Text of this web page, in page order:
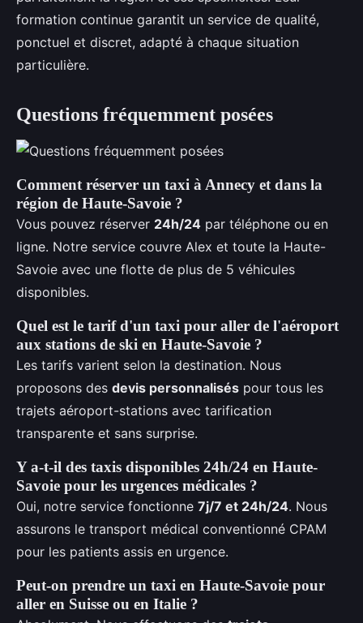
formation continue garantit un service de qualité,
ponctuel et discret, adapté à chaque situation
particulière.
Questions fréquemment posées
Comment réserver un taxi à Annecy et dans la
région de Haute-Savoie ?
Vous pouvez réserver 24h/24 par téléphone ou en
ligne. Notre service couvre Alex et toute la Haute-
Savoie avec une flotte de plus de 5 véhicules
disponibles.
Quel est le tarif d'un taxi pour aller de l'aéroport
aux stations de ski en Haute-Savoie ?
Les tarifs varient selon la destination. Nous
proposons des devis personnalisés pour tous les
trajets aéroport-stations avec tarification
transparente et sans surprise.
Y a-t-il des taxis disponibles 24h/24 en Haute-
Savoie pour les urgences médicales ?
Oui, notre service fonctionne 7j/7 et 24h/24. Nous
assurons le transport médical conventionné CPAM
pour les patients assis en urgence.
Peut-on prendre un taxi en Haute-Savoie pour
aller en Suisse ou en Italie ?